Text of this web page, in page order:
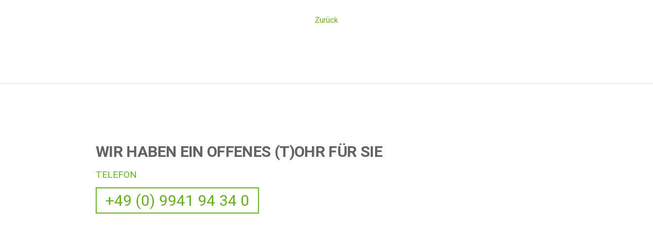
Zurück
WIR HABEN EIN OFFENES (T)OHR FÜR SIE
TELEFON
+49 (0) 9941 94 34 0